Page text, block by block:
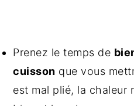
Prenez le temps de
cuisson que vous
est mal plié, la chaleur